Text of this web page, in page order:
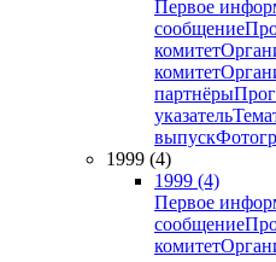
Первое
сообщение
комитет
комитет
партнёры
указатель
выпуск
1999 (4)
1999 (4)
Первое
сообщение
комитет